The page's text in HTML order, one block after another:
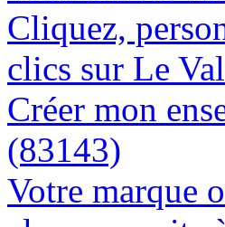
Cliquez,
clics sur Le
Créer mon
(83143)
Votre marque